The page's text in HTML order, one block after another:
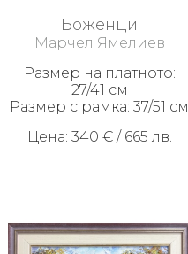
Бисквитки
Политика
поверителност
Връщане
888
254
Боженци
Марчел Ямелиев
Размер на платното:
27/41 см
Размер с рамка: 37/51 см
Цена: 340 € / 665 лв.